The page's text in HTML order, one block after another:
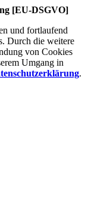
[EU-DSGVO]
und fortlaufend
Durch die weitere
von Cookies
Umgang in
.